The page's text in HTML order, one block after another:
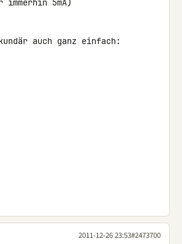
auch ganz einfach:
2011-12-26 23:53#2473700